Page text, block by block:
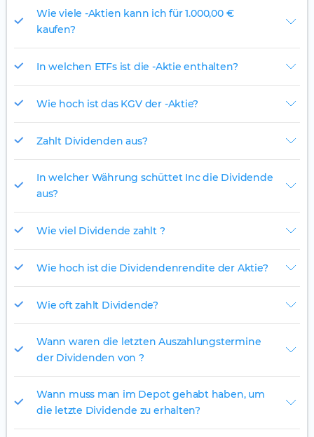
Wie viele -Aktien kann ich für 1.000,00 €
kaufen?
In welchen ETFs ist die -Aktie enthalten?
Wie hoch ist das KGV der -Aktie?
Zahlt Dividenden aus?
In welcher Währung schüttet Inc die Dividende
aus?
Wie viel Dividende zahlt ?
Wie hoch ist die Dividendenrendite der Aktie?
Wie oft zahlt Dividende?
Wann waren die letzten Auszahlungstermine
der Dividenden von ?
Wann muss man im Depot gehabt haben, um
die letzte Dividende zu erhalten?